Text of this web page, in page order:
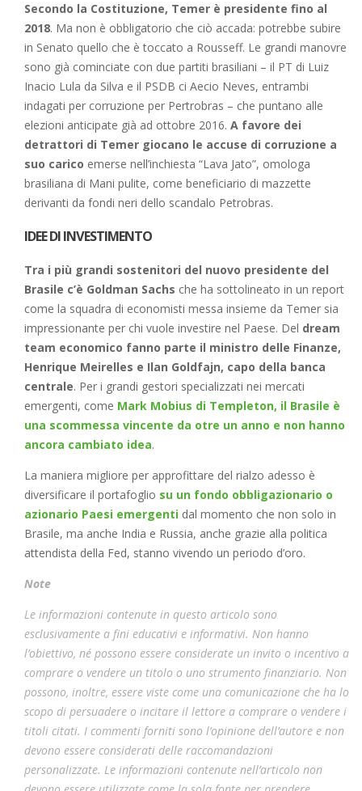
Secondo la Costituzione, Temer è presidente fino al
2018. Ma non è obbligatorio che ciò accada: potrebbe subire
in Senato quello che è toccato a Rousseff. Le grandi manovre
sono già cominciate con due partiti brasiliani – il PT di Luiz
Inacio Lula da Silva e il PSDB ci Aecio Neves, entrambi
indagati per corruzione per Pertrobras – che puntano alle
elezioni anticipate già ad ottobre 2016. A favore dei
detrattori di Temer giocano le accuse di corruzione a
suo carico emerse nell’inchiesta “Lava Jato”, omologa
brasiliana di Mani pulite, come beneficiario di mazzette
derivanti da fondi neri dello scandalo Petrobras.
IDEE DI INVESTIMENTO
Tra i più grandi sostenitori del nuovo presidente del
Brasile c’è Goldman Sachs che ha sottolineato in un report
come la squadra di economisti messa insieme da Temer sia
impressionante per chi vuole investire nel Paese. Del dream
team economico fanno parte il ministro delle Finanze,
Henrique Meirelles e Ilan Goldfajn, capo della banca
centrale. Per i grandi gestori specializzati nei mercati
emergenti, come Mark Mobius di Templeton, il Brasile è
una scommessa vincente da otre un anno e non hanno
ancora cambiato idea.
La maniera migliore per approfittare del rialzo adesso è
diversificare il portafoglio su un fondo obbligazionario o
azionario Paesi emergenti dal momento che non solo in
Brasile, ma anche India e Russia, anche grazie alla politica
attendista della Fed, stanno vivendo un periodo d’oro.
Note
Le informazioni contenute in questo articolo sono
esclusivamente a fini educativi e informativi. Non hanno
l’obiettivo, né possono essere considerate un invito o incentivo a
comprare o vendere un titolo o uno strumento finanziario. Non
possono, inoltre, essere viste come una comunicazione che ha lo
scopo di persuadere o incitare il lettore a comprare o vendere i
titoli citati. I commenti forniti sono l’opinione dell’autore e non
devono essere considerati delle raccomandazioni
personalizzate. Le informazioni contenute nell’articolo non